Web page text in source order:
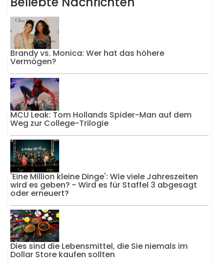
Brandy vs. Monica: Wer hat das höhere
Vermögen?
MCU Leak: Tom Hollands Spider-Man auf dem
Weg zur College-Trilogie
'Eine Million kleine Dinge': Wie viele Jahreszeiten
wird es geben? - Wird es für Staffel 3 abgesagt
oder erneuert?
Dies sind die Lebensmittel, die Sie niemals im
Dollar Store kaufen sollten